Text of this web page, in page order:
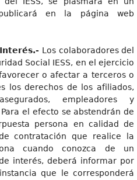
en la página web
Los colaboradores del
Social IESS, en el ejercicio
o afectar a terceros o
los derechos de los afiliados,
empleadores y
el efecto se abstendrán de
persona en calidad de
contratación que realice la
cuando conozca de un
interés, deberá informar por
que le corresponderá